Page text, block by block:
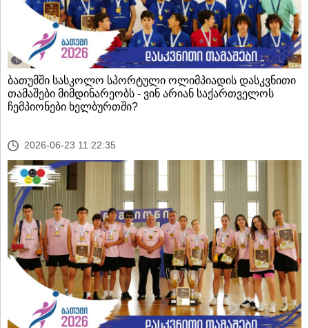
ბათუმში სასკოლო სპორტული ოლიმპიადის დასკვნითი
თამაშები მიმდინარეობს - ვინ არიან საქართველოს
ჩემპიონები ხელბურთში?
2026-06-23 11:22:35